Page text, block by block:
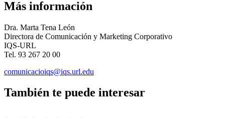
Más información
Dra. Marta Tena León
Directora de Comunicación y Marketing Corporativo
IQS-URL
Tel. 93 267 20 00
comunicacioiqs@iqs.url.edu
También te puede interesar